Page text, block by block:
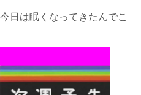
日は眠くなってきたんでこ